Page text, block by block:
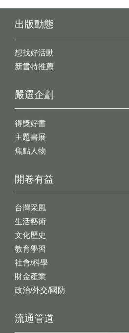
出版動態
想找好活動
新書特推薦
開卷有益
台灣采風
生活藝術
文化歷史
教育學習
社會/科學
財金產業
政治/外交/國防
嚴選企劃
得獎好書
主題書展
焦點人物
流通管道